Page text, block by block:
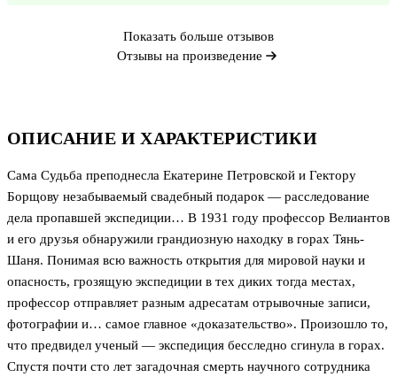
ОПИСАНИЕ И ХАРАКТЕРИСТИКИ
Сама Судьба преподнесла Екатерине Петровской и Гектору
Борщову незабываемый свадебный подарок — расследование
дела пропавшей экспедиции… В 1931 году профессор Велиантов
и его друзья обнаружили грандиозную находку в горах Тянь-
Шаня. Понимая всю важность открытия для мировой науки и
опасность, грозящую экспедиции в тех диких тогда местах,
профессор отправляет разным адресатам отрывочные записи,
фотографии и… самое главное «доказательство». Произошло то,
что предвидел ученый — экспедиция бесследно сгинула в горах.
Спустя почти сто лет загадочная смерть научного сотрудника
Показать больше отзывов
Отзывы на произведение